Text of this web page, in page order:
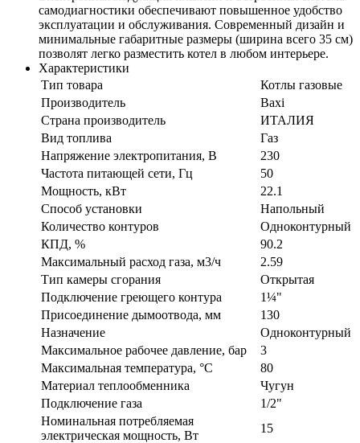
самодиагностики обеспечивают повышенное удобство
эксплуатации и обслуживания. Современный дизайн и
минимальные габаритные размеры (ширина всего 35 см)
позволят легко разместить котел в любом интерьере.
Характеристики
Тип товара
Котлы газовые
Производитель
Baxi
Страна производитель
ИТАЛИЯ
Вид топлива
Газ
Напряжение электропитания, В
230
Частота питающей сети, Гц
50
Мощность, кВт
22.1
Способ установки
Напольный
Количество контуров
Одноконтурный
КПД, %
90.2
Максимальный расход газа, м3/ч
2.59
Тип камеры сгорания
Открытая
Подключение греющего контура
1¼"
Присоединение дымоотвода, мм
130
Назначение
Одноконтурный
Максимальное рабочее давление, бар
3
Максимальная температура, °C
80
Материал теплообменника
Чугун
Подключение газа
1/2"
Номинальная потребляемая
электрическая мощность, Вт
15